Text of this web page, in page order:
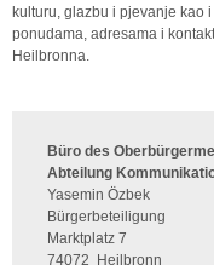
kulturu, glazbu i pjevanje kao
ponudama, adresama i
Heilbronna.
Büro des
Abteilung
Yasemin Özbek
Bürgerbeteiligung
Marktplatz 7
74072
Heilbronn